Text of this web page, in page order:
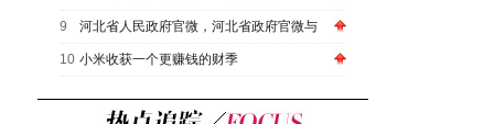
9 河北省人民政府官微，河北省政府官微与
10 小米收获一个更赚钱的财季